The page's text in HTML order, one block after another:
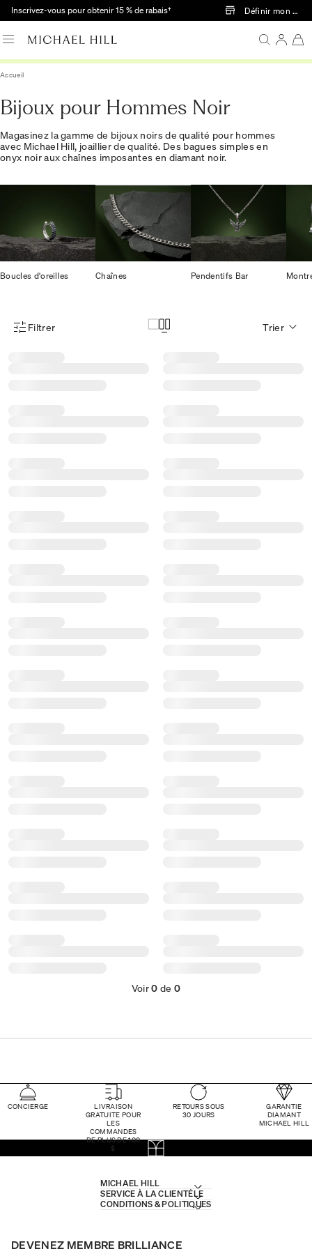
Passer au contenu principal
Inscrivez-vous pour obtenir 15 % de rabais† Définir mon
Accueil
Bijoux pour Hommes Noir
Magasinez la gamme de bijoux noirs de qualité pour hommes
avec Michael Hill, joaillier de qualité. Des bagues simples en
onyx noir aux chaînes imposantes en diamant noir.
Boucles d'oreilles Chaînes Pendentifs Bar
Menu des filtres d'articles
Filtrer Trier
Voir0 de 0
CONCIERGE
LIVRAISON
GRATUITE POUR
LES
COMMANDES
DE PLUS DE 100
$
RETOURS SOUS
30 JOURS
GARANTIE
DIAMANT
MICHAEL HILL
MICHAEL HILL
SERVICE À LA CLIENTÈLE
CONDITIONS & POLITIQUES
DEVENEZ MEMBRE BRILLIANCE